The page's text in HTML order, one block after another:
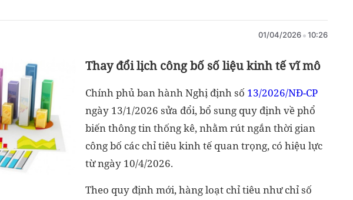
01/04/2026 10:26
Thay đổi lịch công bố số liệu kinh tế vĩ mô
Chính phủ ban hành Nghị định số 13/2026/NĐ-CP
ngày 13/1/2026 sửa đổi, bổ sung quy định về phổ
biến thông tin thống kê, nhằm rút ngắn thời gian
công bố các chỉ tiêu kinh tế quan trọng, có hiệu lực
từ ngày 10/4/2026.
Theo quy định mới, hàng loạt chỉ tiêu như chỉ số